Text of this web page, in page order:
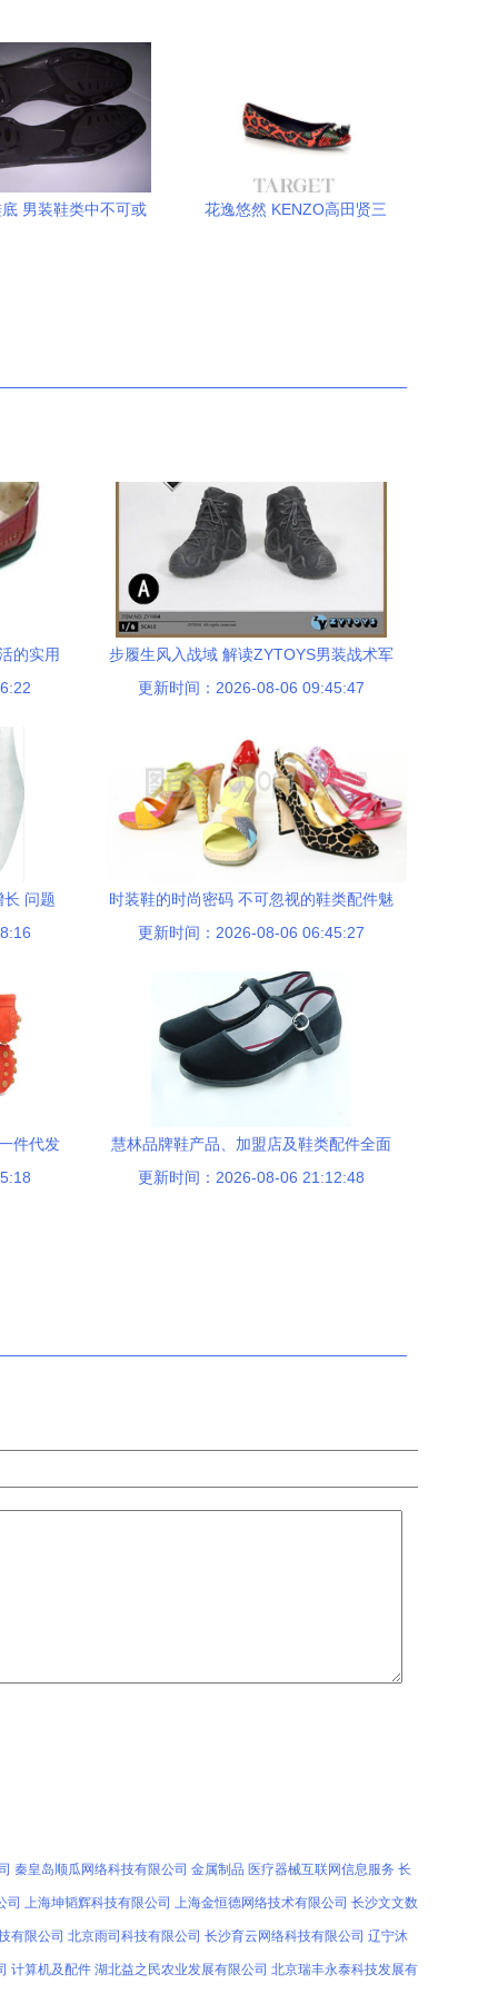
男装鞋类中不可或
花逸悠然 KENZO高田贤三
的实用
步履生风入战域 解读ZYTOYS男装战术军
靴的功能之美与现代穿搭可能性
更新时间：2026-08-06 09:45:47
问题
时装鞋的时尚密码 不可忽视的鞋类配件魅
力
更新时间：2026-08-06 06:45:27
件代发
慧林品牌鞋产品、加盟店及鞋类配件全面
评测
更新时间：2026-08-06 21:12:48
秦皇岛顺瓜网络科技有限公司 金属制品 医疗器械互联网信息服务 长
司 上海坤韬辉科技有限公司 上海金恒德网络技术有限公司 长沙文文数
有限公司 北京雨司科技有限公司 长沙育云网络科技有限公司 辽宁沐
计算机及配件 湖北益之民农业发展有限公司 北京瑞丰永泰科技发展有